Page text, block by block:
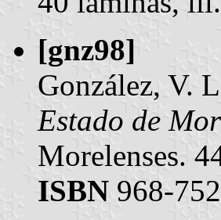
[gnz98]
González, V.
Estado de
Morelenses.
ISBN 968-